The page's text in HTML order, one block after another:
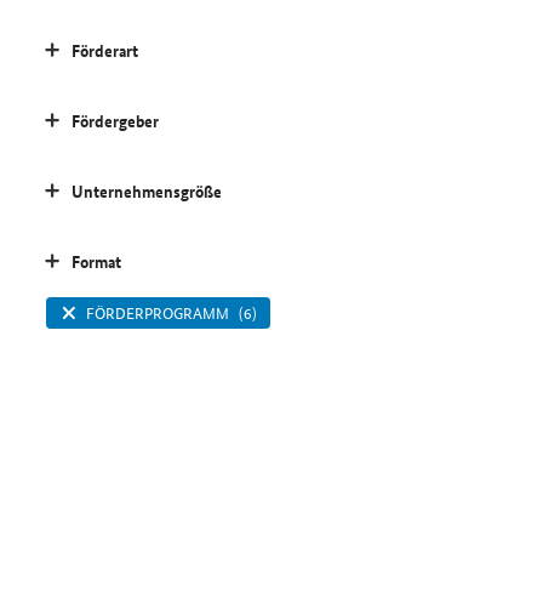
Förderart
Fördergeber
Unternehmensgröße
Format
FÖRDERPROGRAMM (6)